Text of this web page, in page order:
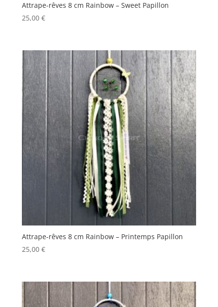
Attrape-rêves 8 cm Rainbow – Sweet Papillon
25,00 €
Attrape-rêves 8 cm Rainbow – Printemps Papillon
25,00 €